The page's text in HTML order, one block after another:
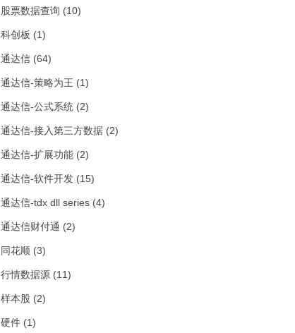
股票数据查询 (10)
科创板 (1)
通达信 (64)
通达信-策略为王 (1)
通达信-公式系统 (2)
通达信-接入第三方数据 (2)
通达信-扩展功能 (2)
通达信-软件开发 (15)
通达信-tdx dll series (4)
通达信财付通 (2)
同花顺 (3)
行情数据源 (11)
样本股 (2)
硬件 (1)